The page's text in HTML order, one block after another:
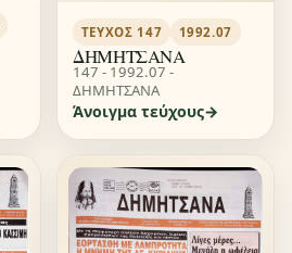
ΤΕΎΧΟΣ 147 1992.07
ΔΗΜΗΤΣΑΝΑ
147 - 1992.07 -
ΔΗΜΗΤΣΑΝΑ
Άνοιγμα τεύχους